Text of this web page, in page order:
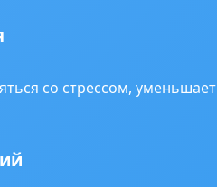
со стрессом, уменьшает